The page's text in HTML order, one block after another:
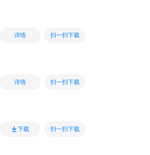
详情 扫一扫下载
详情 扫一扫下载
下载 扫一扫下载